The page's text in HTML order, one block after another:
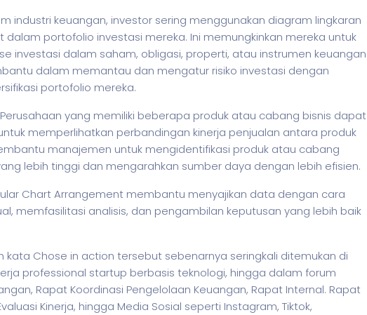
industri keuangan, investor sering menggunakan diagram lingkaran
portofolio investasi mereka. Ini memungkinkan mereka untuk
investasi dalam saham, obligasi, properti, atau instrumen keuangan
dalam memantau dan mengatur risiko investasi dengan
portofolio mereka.
Perusahaan yang memiliki beberapa produk atau cabang bisnis dapat
memperlihatkan perbandingan kinerja penjualan antara produk
manajemen untuk mengidentifikasi produk atau cabang
lebih tinggi dan mengarahkan sumber daya dengan lebih efisien.
Chart Arrangement membantu menyajikan data dengan cara
memfasilitasi analisis, dan pengambilan keputusan yang lebih baik
kata Chose in action tersebut sebenarnya seringkali ditemukan di
professional startup berbasis teknologi, hingga dalam forum
Rapat Koordinasi Pengelolaan Keuangan, Rapat Internal. Rapat
Kinerja, hingga Media Sosial seperti Instagram, Tiktok,